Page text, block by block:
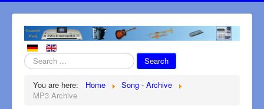
Search
...
Search
You are here: Home
Song - Archive
MP3 Archive